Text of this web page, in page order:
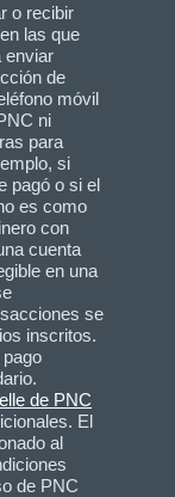
o recibir
las que
enviar
de
móvil
ni
para
si
pagó o si el
es como
con
cuenta
en una
se
inscritos.
de PNC
El
al
de PNC